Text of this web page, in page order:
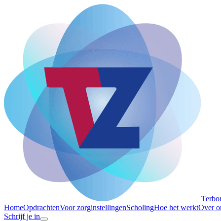
HomeOpdrachtenVoor zorginstellingenScholingHoe het werktOver
Schrijf je in